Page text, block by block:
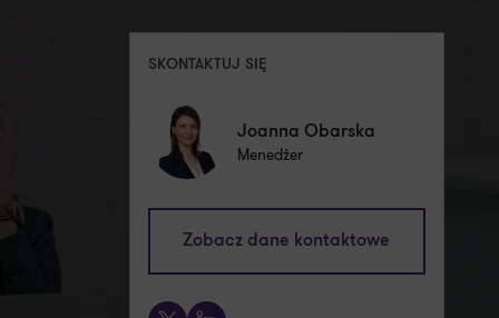
SKONTAKTUJ SIĘ
Joanna Obarska
Menedżer
Zobacz dane kontaktowe
X LinkedIn